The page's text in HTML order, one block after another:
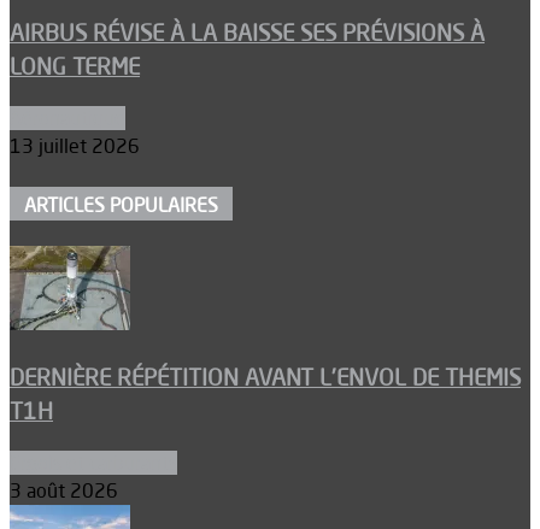
AIRBUS RÉVISE À LA BAISSE SES PRÉVISIONS À
LONG TERME
13 juillet 2026
ARTICLES POPULAIRES
DERNIÈRE RÉPÉTITION AVANT L’ENVOL DE THEMIS
T1H
3 août 2026